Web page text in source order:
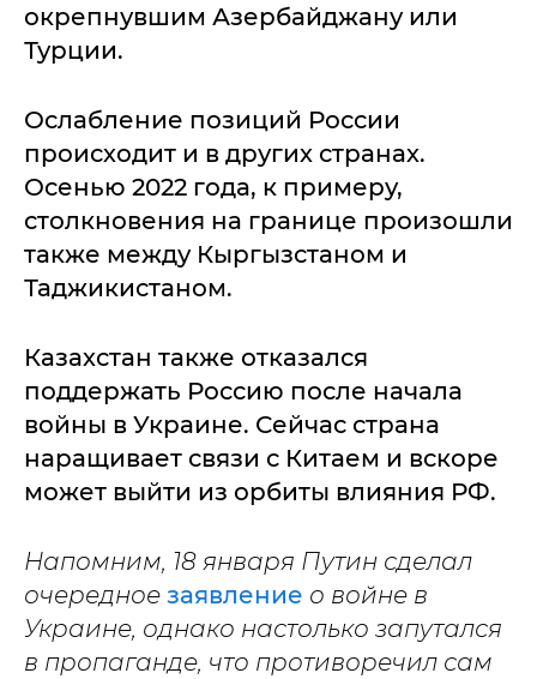
окрепнувшим Азербайджану или
Турции.
Ослабление позиций России
происходит и в других странах.
Осенью 2022 года, к примеру,
столкновения на границе произошли
также между Кыргызстаном и
Таджикистаном.
Казахстан также отказался
поддержать Россию после начала
войны в Украине. Сейчас страна
наращивает связи с Китаем и вскоре
может выйти из орбиты влияния РФ.
Напомним, 18 января Путин сделал
очередное заявление о войне в
Украине, однако настолько запутался
в пропаганде, что противоречил сам